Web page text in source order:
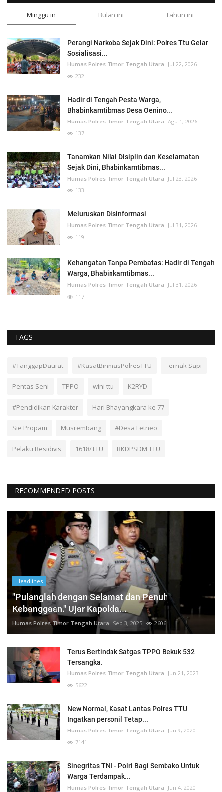
Minggu ini Bulan ini Tahun ini
Perangi Narkoba Sejak Dini: Polres Ttu Gelar
Sosialisasi...
Humas Polres Timor Tengah Utara
Jul 22, 2026
232
Hadir di Tengah Pesta Warga,
Bhabinkamtibmas Desa Oenino...
Humas Polres Timor Tengah Utara Agu 1, 2026
137
Tanamkan Nilai Disiplin dan Keselamatan
Sejak Dini, Bhabinkamtibmas...
Humas Polres Timor Tengah Utara
Jul 23, 2026
133
Meluruskan Disinformasi
Humas Polres Timor Tengah Utara
Jul 31, 2026
119
Kehangatan Tanpa Pembatas: Hadir di Tengah
Warga, Bhabinkamtibmas...
Humas Polres Timor Tengah Utara
Jul 31, 2026
117
TAGS
#TanggapDaurat #KasatBinmasPolresTTU Ternak Sapi
Pentas Seni TPPO wini ttu K2RYD
#Pendidikan Karakter Hari Bhayangkara ke 77
Sie Propam Musrembang #Desa Letneo
Pelaku Residivis 1618/TTU BKDPSDM TTU
RECOMMENDED POSTS
Headlines
"Pulanglah dengan Selamat dan Penuh
Kebanggaan." Ujar Kapolda...
Humas Polres Timor Tengah Utara Sep 3, 2025 2606
Terus Bertindak Satgas TPPO Bekuk 532
Tersangka.
Humas Polres Timor Tengah Utara
Jun 21, 2023
5622
New Normal, Kasat Lantas Polres TTU
Ingatkan personil Tetap...
Humas Polres Timor Tengah Utara
Jun 9, 2020
7141
Sinegritas TNI - Polri Bagi Sembako Untuk
Warga Terdampak...
Humas Polres Timor Tengah Utara
Jun 4, 2020